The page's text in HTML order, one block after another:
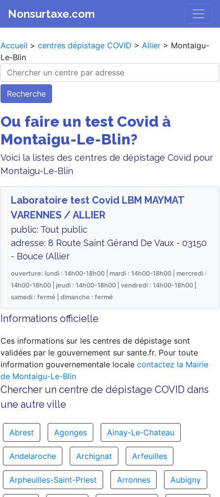
Nonsurtaxe.com
Accueil > centres dépistage COVID > Allier > Montaigu-
Le-Blin
Recherche
Ou faire un test Covid à
Montaigu-Le-Blin?
Voici la listes des centres de dépistage Covid pour
Montaigu-Le-Blin
Laboratoire test Covid LBM MAYMAT
VARENNES / ALLIER
public: Tout public
adresse: 8 Route Saint Gérand De Vaux - 03150
- Bouce (Allier
ouverture: lundi : 14h00-18h00 | mardi : 14h00-18h00 | mercredi :
14h00-18h00 | jeudi : 14h00-18h00 | vendredi : 14h00-18h00 |
samedi : fermé | dimanche : fermé
Informations officielle
Ces informations sur les centres de dépistage sont
validées par le gouvernement sur sante.fr. Pour toute
information gouvernementale locale contactez la Mairie
de Montaigu-Le-Blin
Chercher un centre de dépistage COVID dans
une autre ville
Abrest Agonges Ainay-Le-Chateau
Andelaroche Archignat Arfeuilles
Arpheuilles-Saint-Priest Arronnes Aubigny